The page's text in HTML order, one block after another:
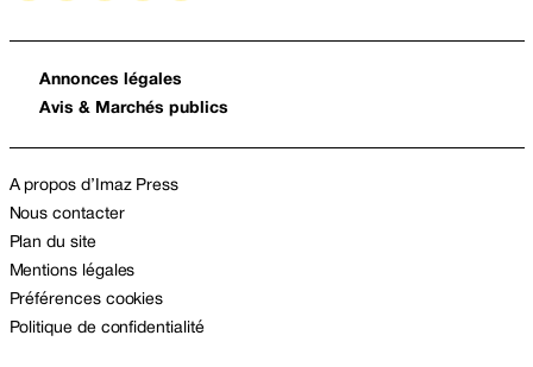
Annonces légales
Avis & Marchés publics
A propos d’Imaz Press
Nous contacter
Plan du site
Mentions légales
Préférences cookies
Politique de confidentialité